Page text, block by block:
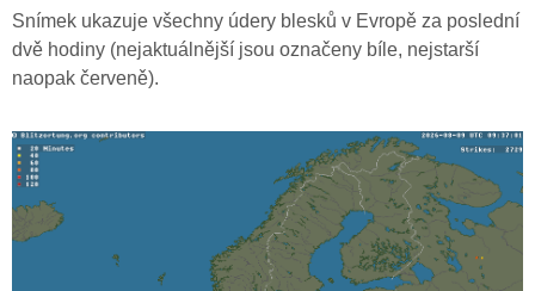
Snímek ukazuje všechny údery blesků v Evropě za poslední
dvě hodiny (nejaktuálnější jsou označeny bíle, nejstarší
naopak červeně).